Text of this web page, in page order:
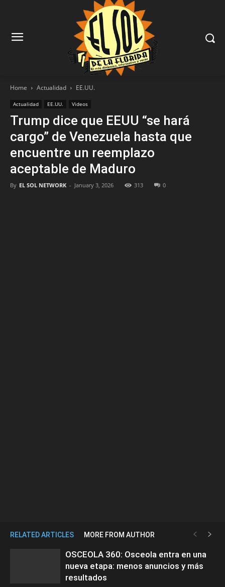
Home Actualidad EE.UU.
Actualidad EE.UU. Videos
Trump dice que EEUU “se hará
cargo” de Venezuela hasta que
encuentre un reemplazo
aceptable de Maduro
By EL SOL NETWORK - January 3, 2026 313 0
RELATED ARTICLES MORE FROM AUTHOR
OSCEOLA 360: Osceola entra en una
nueva etapa: menos anuncios y más
resultados